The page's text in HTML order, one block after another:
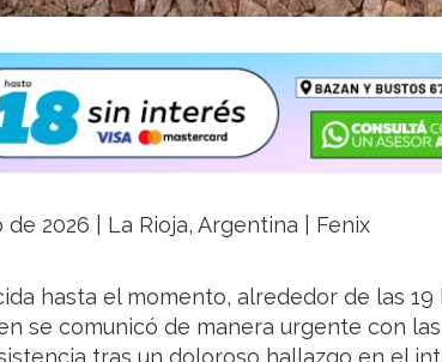
2026 | La Rioja, Argentina | Fenix
hasta el momento, alrededor de las 19
se comunicó de manera urgente con las
tras un doloroso hallazgo en el